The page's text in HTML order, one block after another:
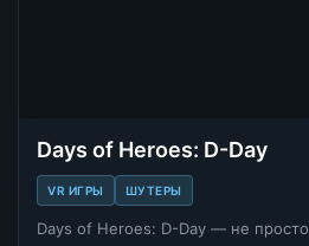
Days of Heroes: D-Day
VR ИГРЫ ШУТЕРЫ
Days of Heroes: D-Day — не